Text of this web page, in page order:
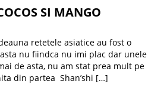
SI MANGO
retetele asiatice au fost o
nu fiindca nu imi plac dar unele
de asta, nu am stat prea mult pe
din partea Shan’shi […]